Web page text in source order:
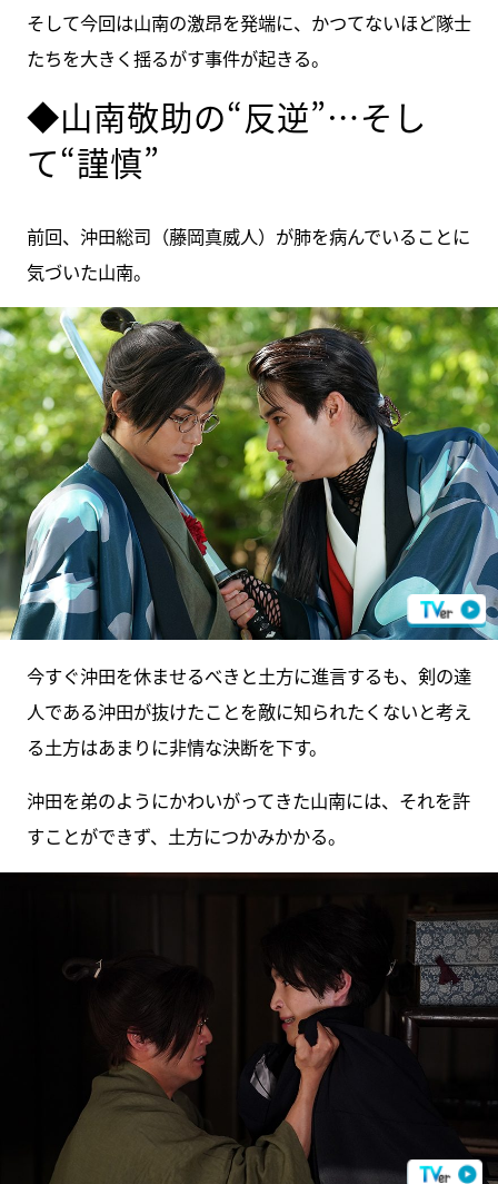
そして今回は山南の激昂を発端に、かつてないほど隊士
たちを大きく揺るがす事件が起きる。
◆山南敬助の“反逆”…そし
て“謹慎”
前回、沖田総司（藤岡真威人）が肺を病んでいることに
気づいた山南。
今すぐ沖田を休ませるべきと土方に進言するも、剣の達
人である沖田が抜けたことを敵に知られたくないと考え
る土方はあまりに非情な決断を下す。
沖田を弟のようにかわいがってきた山南には、それを許
すことができず、土方につかみかかる。